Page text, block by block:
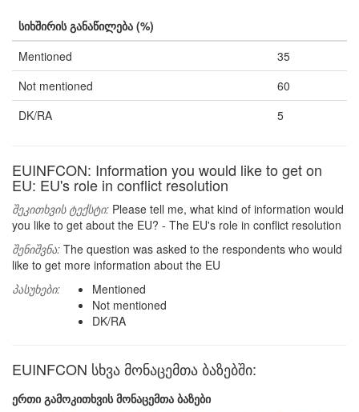
სიხშირის განაწილება (%)
Mentioned
35
Not mentioned
60
DK/RA
5
EUINFCON: Information you would like to get on
EU: EU's role in conflict resolution
შეკითხვის ტექსტი: Please tell me, what kind of information would
you like to get about the EU? - The EU's role in conflict resolution
შენიშვნა: The question was asked to the respondents who would
like to get more information about the EU
პასუხები:
Mentioned
Not mentioned
DK/RA
EUINFCON სხვა მონაცემთა ბაზებში:
ერთი გამოკითხვის მონაცემთა ბაზები